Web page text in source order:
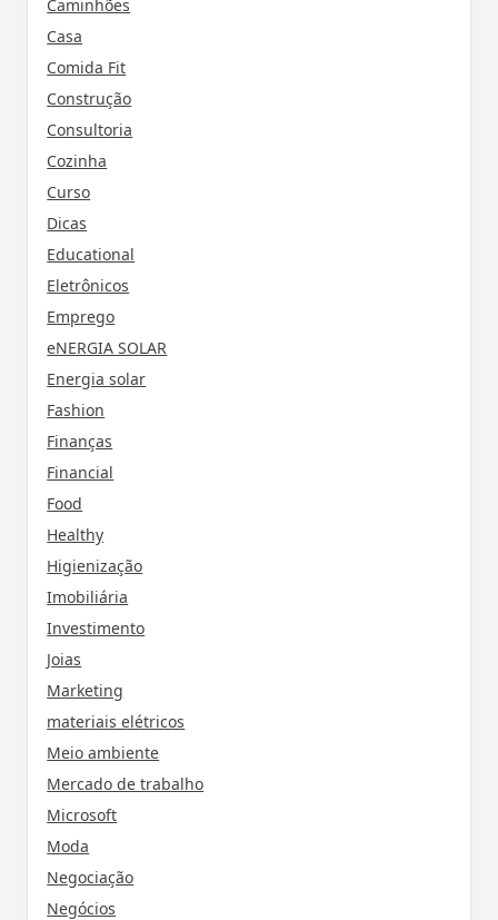
Caminhões
Casa
Comida Fit
Construção
Consultoria
Cozinha
Curso
Dicas
Educational
Eletrônicos
Emprego
eNERGIA SOLAR
Energia solar
Fashion
Finanças
Financial
Food
Healthy
Higienização
Imobiliária
Investimento
Joias
Marketing
materiais elétricos
Meio ambiente
Mercado de trabalho
Microsoft
Moda
Negociação
Negócios